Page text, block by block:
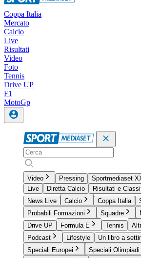
Coppa Italia
Mercato
Calcio
Live
Risultati
Video
Foto
Tennis
Drive UP
F1
MotoGp
Video Pressing Sportmediaset
Live
Diretta Calcio
Risultati e
News Live
Calcio Coppa Italia
Probabili Formazioni
Squadre
Drive UP
Formula E Tennis
Podcast
Lifestyle
Un libro a
Speciali Europei
Speciali Olimpiadi